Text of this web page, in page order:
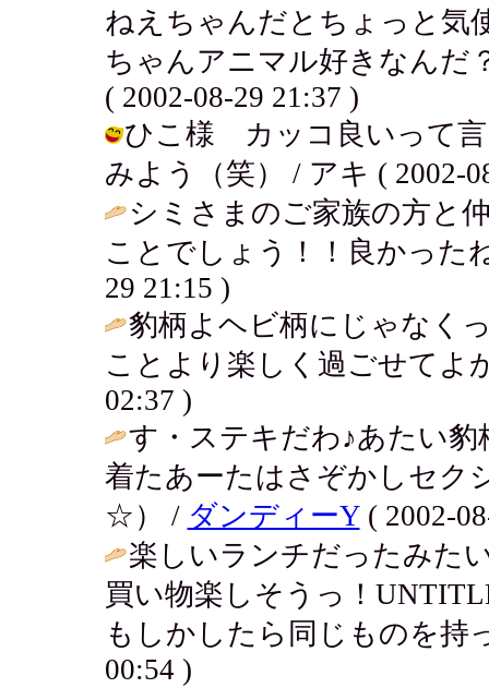
ねえちゃんだとちょっと気
ちゃんアニマル好きなんだ
( 2002-08-29 21:37 )
ひこ様 カッコ良いって言
みよう（笑） / アキ ( 2002-
シミさまのご家族の方と
ことでしょう！！良かった
29 21:15 )
豹柄よヘビ柄にじゃなく
ことより楽しく過ごせてよ
02:37 )
す・ステキだわ♪あたい
着たあーたはさぞかしセク
☆） / ダンディーY( 2002-
楽しいランチだったみた
買い物楽しそうっ！
もしかしたら同じものを持
00:54 )